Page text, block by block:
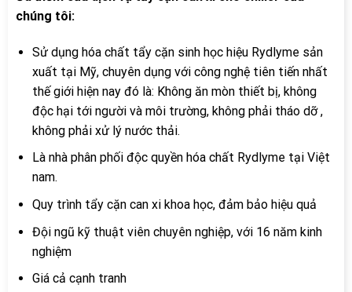
chúng tôi:
Sử dụng hóa chất tẩy cặn sinh học hiệu Rydlyme sản
xuất tại Mỹ, chuyên dụng với công nghệ tiên tiến nhất
thế giới hiện nay đó là: Không ăn mòn thiết bị, không
độc hại tới người và môi trường, không phải tháo dỡ ,
không phải xử lý nước thải.
Là nhà phân phối độc quyền hóa chất Rydlyme tại Việt
nam.
Quy trình tẩy cặn can xi khoa học, đảm bảo hiệu quả
Đội ngũ kỹ thuật viên chuyên nghiệp, với 16 năm kinh
nghiệm
Giá cả cạnh tranh